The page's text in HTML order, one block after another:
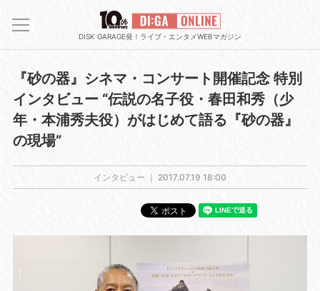
DISK GARAGE発！ライブ・エンタメWEBマガジン
『砂の器』シネマ・コンサート開催記念 特別
インタビュー “伝説の名子役・春田和秀（少
年・本浦秀夫役）がはじめて語る『砂の器』
の現場”
インタビュー ｜ 2017.07.19 18:00